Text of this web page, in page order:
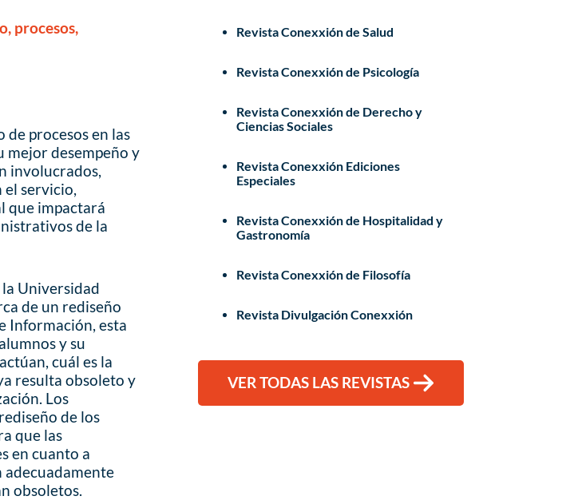
procesos,
de procesos en las
mejor desempeño y
involucrados,
el servicio,
que impactará
de la
Universidad
de un rediseño
Información, esta
y su
cuál es la
resulta obsoleto y
Los
de los
que las
en cuanto a
adecuadamente
obsoletos.
Revista Conexxión de Salud
Revista Conexxión de Psicología
Revista Conexxión de Derecho y
Ciencias Sociales
Revista Conexxión Ediciones
Especiales
Revista Conexxión de Hospitalidad y
Gastronomía
Revista Conexxión de Filosofía
Revista Divulgación Conexxión
VER TODAS LAS REVISTAS